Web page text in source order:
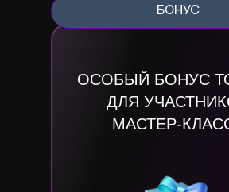
БОНУС
ОСОБЫЙ БОНУС
ДЛЯ
МАСТЕР-